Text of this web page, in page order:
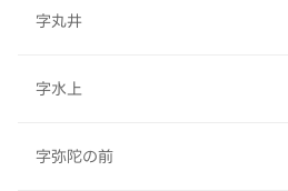
字丸井
字水上
字弥陀の前